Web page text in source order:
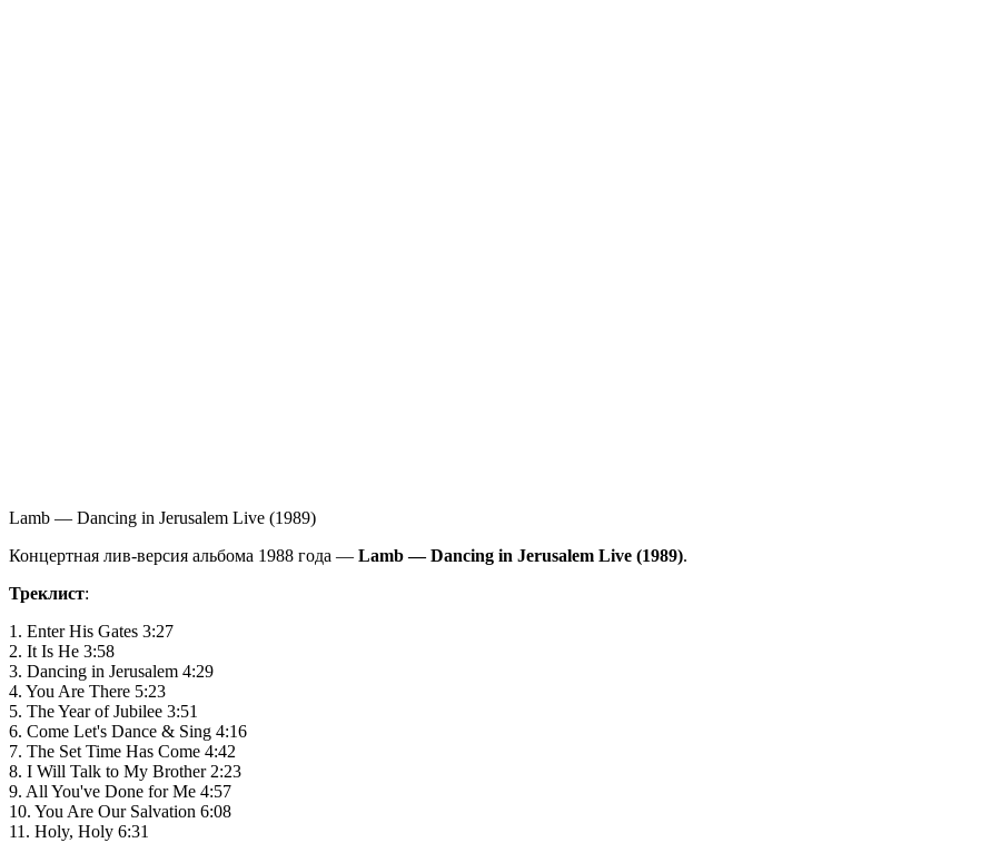
Lamb — Dancing in Jerusalem Live (1989)
Концертная лив-версия альбома 1988 года — Lamb — Dancing in Jerusalem Live (1989).
Треклист:
1. Enter His Gates 3:27
2. It Is He 3:58
3. Dancing in Jerusalem 4:29
4. You Are There 5:23
5. The Year of Jubilee 3:51
6. Come Let's Dance & Sing 4:16
7. The Set Time Has Come 4:42
8. I Will Talk to My Brother 2:23
9. All You've Done for Me 4:57
10. You Are Our Salvation 6:08
11. Holy, Holy 6:31